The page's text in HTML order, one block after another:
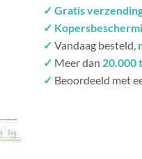
✓ Gratis
✓
✓ Vandaag besteld,
✓ Meer dan 20.000
✓ Beoordeeld met